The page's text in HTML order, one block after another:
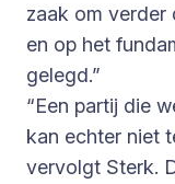
zaak om verder
en op het
gelegd.”
“Een partij die
kan echter niet
vervolgt Sterk.